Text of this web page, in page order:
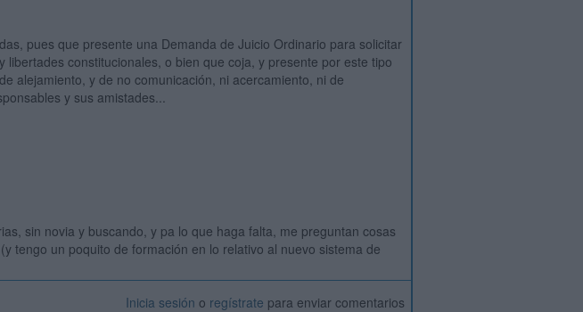
pues que presente una Demanda de Juicio Ordinario para solicitar
constitucionales, o bien que coja, y presente por este tipo
alejamiento, y de no comunicación, ni acercamiento, ni de
y sus amistades...
sin novia y buscando, y pa lo que haga falta, me preguntan cosas
tengo un poquito de formación en lo relativo al nuevo sistema de
Inicia sesión o regístrate para enviar comentarios